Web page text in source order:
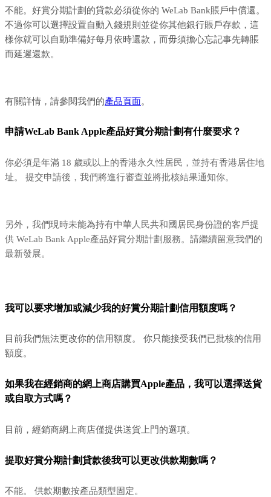
不能。好賞分期計劃的貸款必須從你的 WeLab Bank賬戶中償還。
不過你可以選擇設置自動入錢規則並從你其他銀行賬戶存款，這
樣你就可以自動準備好每月依時還款，而毋須擔心忘記事先轉賬
而延遲還款。
有關詳情，請參閱我們的產品頁面。
申請WeLab Bank Apple產品好賞分期計劃有什麼要求？
你必須是年滿 18 歲或以上的香港永久性居民，並持有香港居住地
址。 提交申請後，我們將進行審查並將批核結果通知你。
另外，我們現時未能為持有中華人民共和國居民身份證的客戶提
供 WeLab Bank Apple產品好賞分期計劃服務。請繼續留意我們的
最新發展。
我可以要求增加或減少我的好賞分期計劃信用額度嗎？
目前我們無法更改你的信用額度。 你只能接受我們已批核的信用
額度。
如果我在經銷商的網上商店購買Apple產品，我可以選擇送貨
或自取方式嗎？
目前，經銷商網上商店僅提供送貨上門的選項。
提取好賞分期計劃貸款後我可以更改供款期數嗎？
不能。 供款期數按產品類型固定。